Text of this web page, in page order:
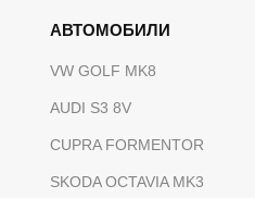
АВТОМОБИЛИ
VW GOLF MK8
AUDI S3 8V
CUPRA FORMENTOR
SKODA OCTAVIA MK3